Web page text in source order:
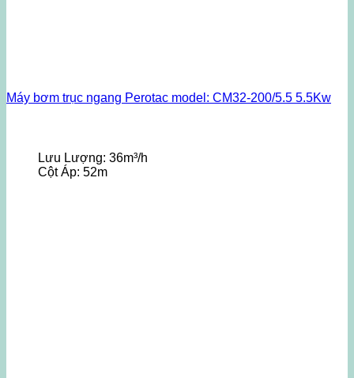
Máy bơm trục ngang Perotac model: CM32-200/5.5 5.5Kw
Lưu Lượng: 36m³/h
Cột Áp: 52m